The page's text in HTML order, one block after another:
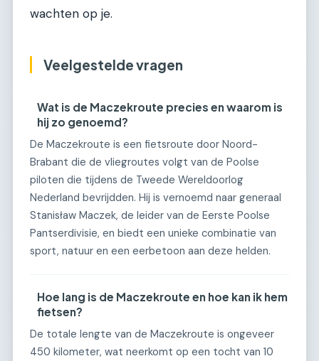
wachten op je.
Veelgestelde vragen
Wat is de Maczekroute precies en waarom is
hij zo genoemd?
De Maczekroute is een fietsroute door Noord-
Brabant die de vliegroutes volgt van de Poolse
piloten die tijdens de Tweede Wereldoorlog
Nederland bevrijdden. Hij is vernoemd naar generaal
Stanisław Maczek, de leider van de Eerste Poolse
Pantserdivisie, en biedt een unieke combinatie van
sport, natuur en een eerbetoon aan deze helden.
Hoe lang is de Maczekroute en hoe kan ik hem
fietsen?
De totale lengte van de Maczekroute is ongeveer
450 kilometer, wat neerkomt op een tocht van 10